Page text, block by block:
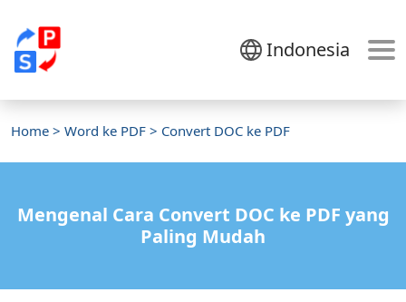
Indonesia
Home > Word ke PDF > Convert DOC ke PDF
Mengenal Cara Convert DOC ke PDF yang
Paling Mudah